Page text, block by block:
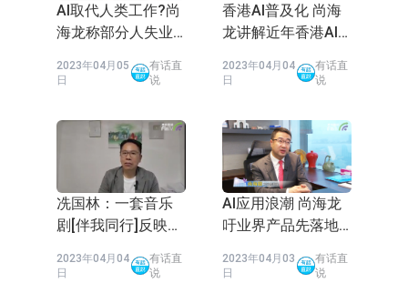
AI取代人类工作?尚
海龙称部分人失业
职位」
2023年04月05
日
有话直
说
香港AI普及化 尚海
龙讲解近年香港AI
2023年04月04
日
有话直
说
冼国林：一套音乐
剧[伴我同行]反映特
事的不足
2023年04月04
日
有话直
说
AI应用浪潮 尚海龙
吁业界产品先落地
不会用的人」
2023年04月03
日
有话直
说